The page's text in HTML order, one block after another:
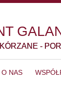
-
O NAS